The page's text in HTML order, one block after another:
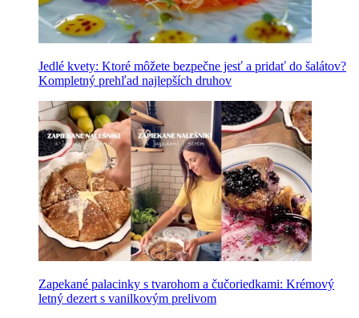
Jedlé kvety: Ktoré môžete bezpečne jesť a pridať do šalátov?
Kompletný prehľad najlepších druhov
Zapekané palacinky s tvarohom a čučoriedkami: Krémový
letný dezert s vanilkovým prelivom